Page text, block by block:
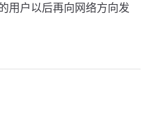
用户以后再向网络方向发